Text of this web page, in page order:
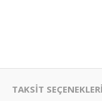
TAKSİT SEÇENEKLERİ